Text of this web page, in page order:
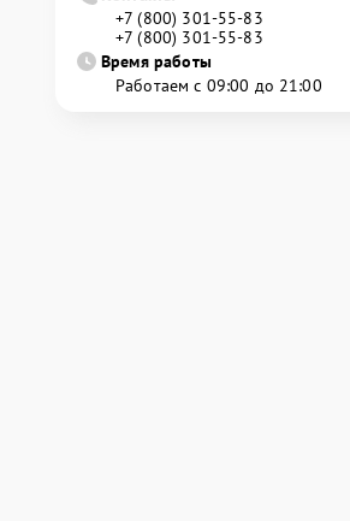
+7 (800) 301-55-83
+7 (800) 301-55-83
Время работы
Работаем с 09:00 до 21:00